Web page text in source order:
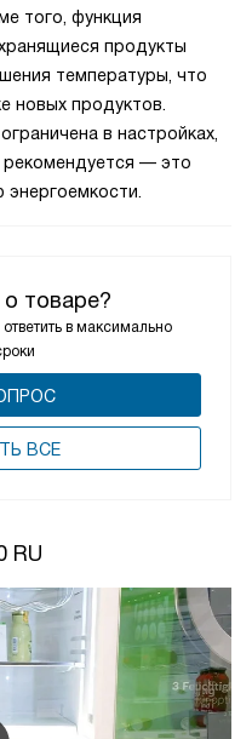
товаре?
в максимально
ВСЕ
того, функция
продукты
температуры, что
новых продуктов.
в настройках,
рекомендуется — это
RU